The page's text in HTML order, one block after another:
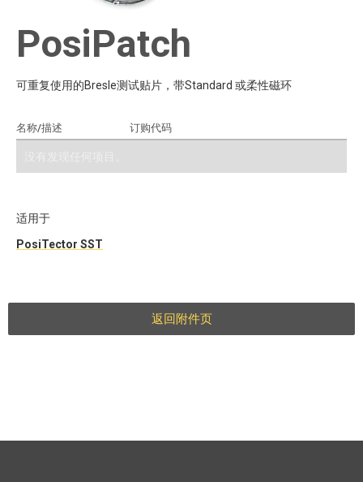
PosiPatch
可重复使用的Bresle测试贴片，带Standard 或柔性磁环
名称/描述 订购代码
适用于
PosiTector SST
返回附件页